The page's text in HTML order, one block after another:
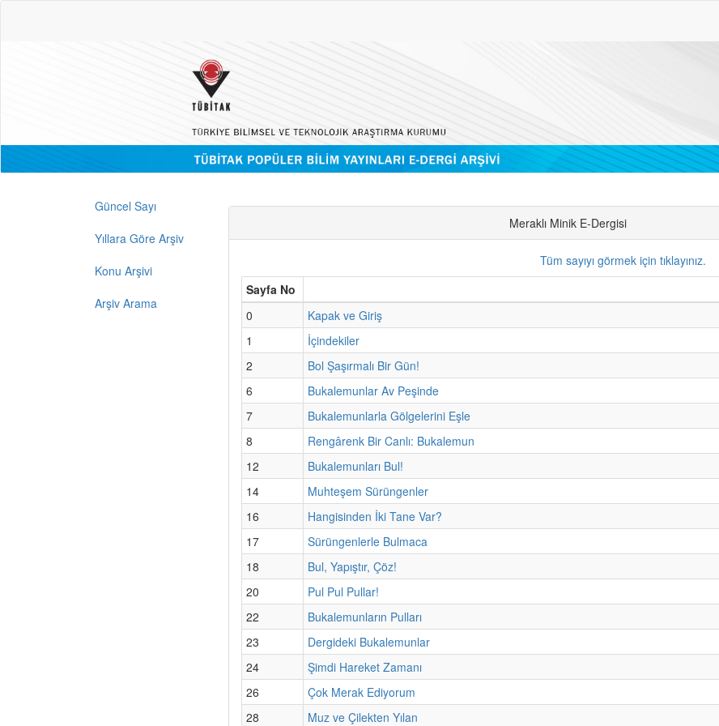
Güncel Sayı
Yıllara Göre Arşiv
Konu Arşivi
Arşiv Arama
Meraklı Minik E-Dergisi
Tüm sayıyı görmek için tıklayınız.
Sayfa No
0
Kapak ve Giriş
1
İçindekiler
2
Bol Şaşırmalı Bir Gün!
6
Bukalemunlar Av Peşinde
7
Bukalemunlarla Gölgelerini Eşle
8
Rengârenk Bir Canlı: Bukalemun
12
Bukalemunları Bul!
14
Muhteşem Sürüngenler
16
Hangisinden İki Tane Var?
17
Sürüngenlerle Bulmaca
18
Bul, Yapıştır, Çöz!
20
Pul Pul Pullar!
22
Bukalemunların Pulları
23
Dergideki Bukalemunlar
24
Şimdi Hareket Zamanı
26
Çok Merak Ediyorum
28
Muz ve Çilekten Yılan